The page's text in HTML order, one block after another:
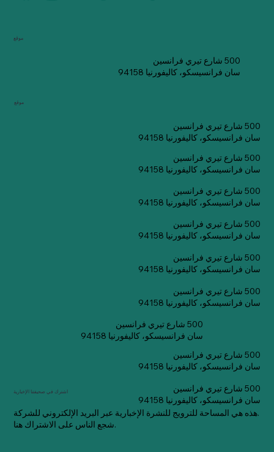
موقع
500 شارع تيري فرانسين
سان فرانسيسكو، كاليفورنيا 94158
موقع
500 شارع تيري فرانسين
سان فرانسيسكو، كاليفورنيا 94158
500 شارع تيري فرانسين
سان فرانسيسكو، كاليفورنيا 94158
500 شارع تيري فرانسين
سان فرانسيسكو، كاليفورنيا 94158
500 شارع تيري فرانسين
سان فرانسيسكو، كاليفورنيا 94158
500 شارع تيري فرانسين
سان فرانسيسكو، كاليفورنيا 94158
500 شارع تيري فرانسين
سان فرانسيسكو، كاليفورنيا 94158
500 شارع تيري فرانسين
سان فرانسيسكو، كاليفورنيا 94158
500 شارع تيري فرانسين
سان فرانسيسكو، كاليفورنيا 94158
500 شارع تيري فرانسين
سان فرانسيسكو، كاليفورنيا 94158
اشترك في صحيفتنا الإخبارية
هذه هي المساحة للترويج للنشرة الإخبارية عبر البريد الإلكتروني للشركة.
شجع الناس على الاشتراك هنا.